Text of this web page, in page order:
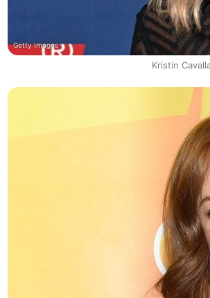
Getty Images
Kristin